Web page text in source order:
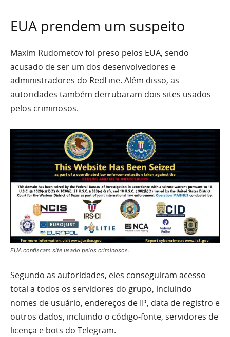
EUA prendem um suspeito
Maxim Rudometov foi preso pelos EUA, sendo
acusado de ser um dos desenvolvedores e
administradores do RedLine. Além disso, as
autoridades também derrubaram dois sites usados
pelos criminosos.
EUA confiscam site usado pelos criminosos.
Segundo as autoridades, eles conseguiram acesso
total a todos os servidores do grupo, incluindo
nomes de usuário, endereços de IP, data de registro e
outros dados, incluindo o código-fonte, servidores de
licença e bots do Telegram.